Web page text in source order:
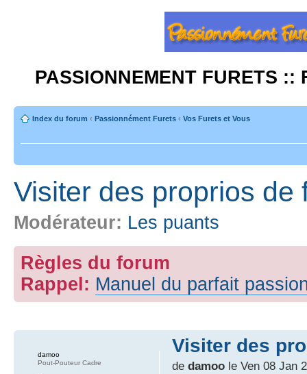
PASSIONNEMENT FURETS ::
Index du forum ‹ Passionnément Furets ‹ Vos Furets et Vous
Visiter des proprios de
Modérateur: Les puants
Règles du forum
Rappel: Manuel du parfait
Visiter des
de damoole Ven 08 Jan
damoo
Pout-Pouteur Cadre